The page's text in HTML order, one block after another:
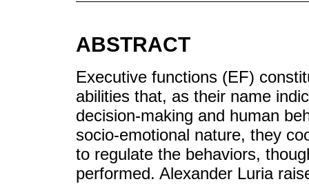
ABSTRACT
Executive functions (EF)
abilities that, as their name
decision-making and human
socio-emotional nature, they
to regulate the behaviors,
performed. Alexander Luria